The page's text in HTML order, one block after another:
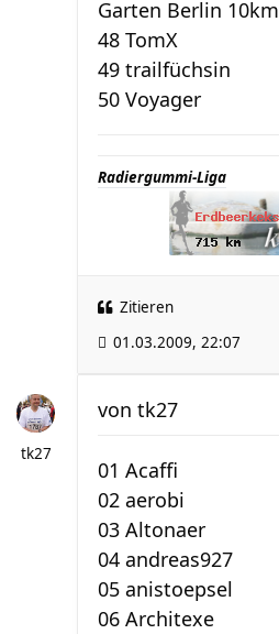
Garten Berlin 10km
48 TomX
49 trailfüchsin
50 Voyager
Radiergummi-Liga
Zitieren
01.03.2009, 22:07
tk27
von tk27
01 Acaffi
02 aerobi
03 Altonaer
04 andreas927
05 anistoepsel
06 Architexe